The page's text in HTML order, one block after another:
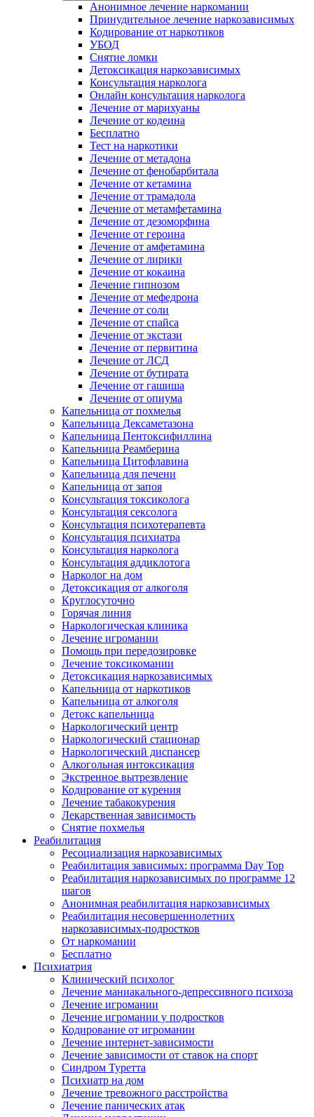
Анонимное лечение наркомании
Принудительное лечение наркозависимых
Кодирование от наркотиков
УБОД
Снятие ломки
Детоксикация наркозависимых
Консультация нарколога
Онлайн консультация нарколога
Лечение от марихуаны
Лечение от кодеина
Бесплатно
Тест на наркотики
Лечение от метадона
Лечение от фенобарбитала
Лечение от кетамина
Лечение от трамадола
Лечение от метамфетамина
Лечение от дезоморфина
Лечение от героина
Лечение от амфетамина
Лечение от лирики
Лечение от кокаина
Лечение гипнозом
Лечение от мефедрона
Лечение от соли
Лечение от спайса
Лечение от экстази
Лечение от первитина
Лечение от ЛСД
Лечение от бутирата
Лечение от гашиша
Лечение от опиума
Капельница от похмелья
Капельница Дексаметазона
Капельница Пентоксифиллина
Капельница Реамберина
Капельница Цитофлавина
Капельница для печени
Капельница от запоя
Консультация токсиколога
Консультация сексолога
Консультация психотерапевта
Консультация психиатра
Консультация нарколога
Консультация аддиклотога
Нарколог на дом
Детоксикация от алкоголя
Круглосуточно
Горячая линия
Наркологическая клиника
Лечение игромании
Помощь при передозировке
Лечение токсикомании
Детоксикация наркозависимых
Капельница от наркотиков
Капельница от алкоголя
Детокс капельница
Наркологический центр
Наркологический стационар
Наркологический диспансер
Алкогольная интоксикация
Экстренное вытрезвление
Кодирование от курения
Лечение табакокурения
Лекарственная зависимость
Снятие похмелья
Реабилитация
Ресоциализация наркозависимых
Реабилитация зависимых: программа Day Top
Реабилитация наркозависимых по программе 12
шагов
Анонимная реабилитация наркозависимых
Реабилитация несовершеннолетних
наркозависимых-подростков
От наркомании
Бесплатно
Психиатрия
Клинический психолог
Лечение маниакального-депрессивного психоза
Лечение игромании
Лечение игромании у подростков
Кодирование от игромании
Лечение интернет-зависимости
Лечение зависимости от ставок на спорт
Синдром Туретта
Психиатр на дом
Лечение тревожного расстройства
Лечение панических атак